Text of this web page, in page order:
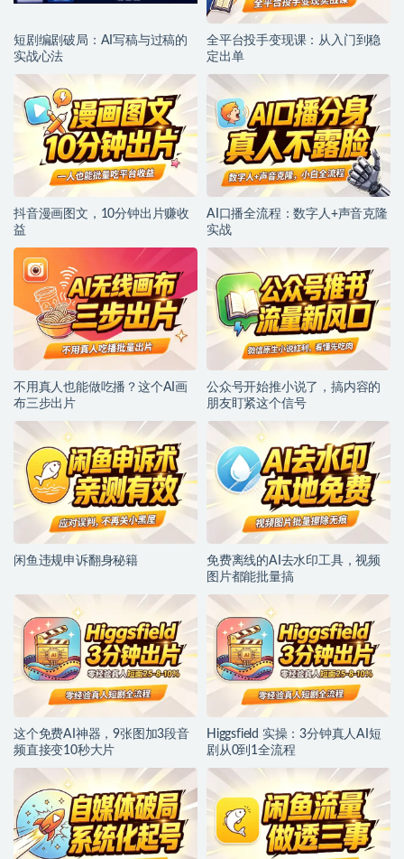
短剧编剧破局：AI写稿与过稿的
实战心法
全平台投手变现课：从入门到稳
定出单
抖音漫画图文，10分钟出片赚收
益
AI口播全流程：数字人+声音克隆
实战
不用真人也能做吃播？这个AI画
布三步出片
公众号开始推小说了，搞内容的
朋友盯紧这个信号
闲鱼违规申诉翻身秘籍
免费离线的AI去水印工具，视频
图片都能批量搞
这个免费AI神器，9张图加3段音
频直接变10秒大片
Higgsfield 实操：3分钟真人AI短
剧从0到1全流程